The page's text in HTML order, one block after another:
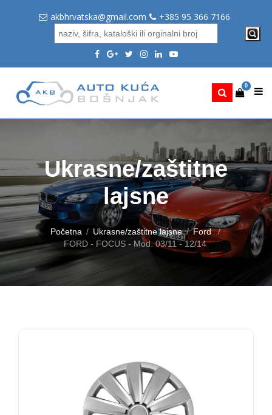
akbhrvatska@gmail.com +385 95 366 7166
0
Ukrasne/zaštitne
lajsne
Početna Ukrasne/zaštitne lajsne
Ford
FORD - FOCUS - Mod. 03/11 - 12/14